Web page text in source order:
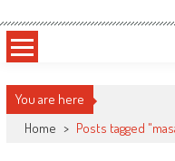
You are here
Home > Posts tagged